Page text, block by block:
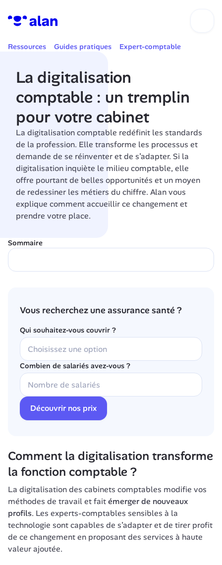
Ressources Guides pratiques Expert-comptable
La digitalisation
comptable : un tremplin
pour votre cabinet
La digitalisation comptable redéfinit les standards
de la profession. Elle transforme les processus et
demande de se réinventer et de s’adapter. Si la
digitalisation inquiète le milieu comptable, elle
offre pourtant de belles opportunités et un moyen
de redessiner les métiers du chiffre. Alan vous
explique comment accueillir ce changement et
prendre votre place.
Sommaire
Vous recherchez une assurance santé ?
Qui souhaitez-vous couvrir ?
Combien de salariés avez-vous ?
Découvrir nos prix
Comment la digitalisation transforme
la fonction comptable ?
La digitalisation des cabinets comptables modifie vos
méthodes de travail et fait émerger de nouveaux
profils. Les experts-comptables sensibles à la
technologie sont capables de s’adapter et de tirer profit
de ce changement en proposant des services à haute
valeur ajoutée.